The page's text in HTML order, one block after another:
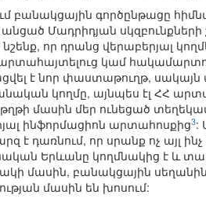
բանակցային գործընթացը
անցած Մադրիդյան
նշենք, որ դրանց վերաբերյալ
կամ
է նոր փաստաթուղթ, սակայն
կողմը, այնպես էլ ՀՀ
մասին մեր ունեցած
ինֆորմացիոն արտահոսքից3:
է դառնում, որ սրանք ոչ այլ
Երևանը կողմնակից է և
մասին, բանակցային
մասին են խոսում: